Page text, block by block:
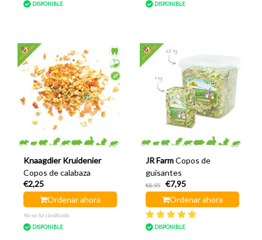
DISPONIBLE
DISPONIBLE
Knaagdier Kruidenier
Copos de calabaza
€2,25
Ordenar ahora
No se ha clasificado
DISPONIBLE
JR Farm Copos de
guisantes
€8,95
€7,95
Ordenar ahora
DISPONIBLE